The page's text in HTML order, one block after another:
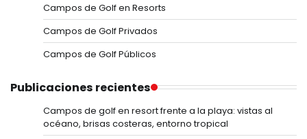
Campos de Golf en Resorts
Campos de Golf Privados
Campos de Golf Públicos
Publicaciones recientes
Campos de golf en resort frente a la playa: vistas al
océano, brisas costeras, entorno tropical